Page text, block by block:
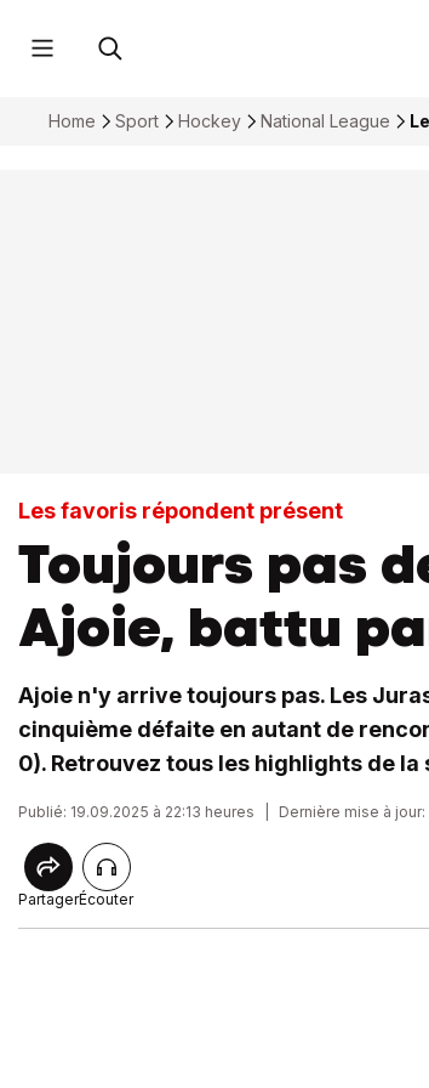
Home Sport Hockey National League
Les favoris répondent présent
Toujours pas
Ajoie, battu
Ajoie n'y arrive toujours pas. Les
cinquième défaite en autant de
0). Retrouvez tous les highlights de la
Publié: 19.09.2025 à 22:13 heures Dernière mise à
PartagerÉcouter